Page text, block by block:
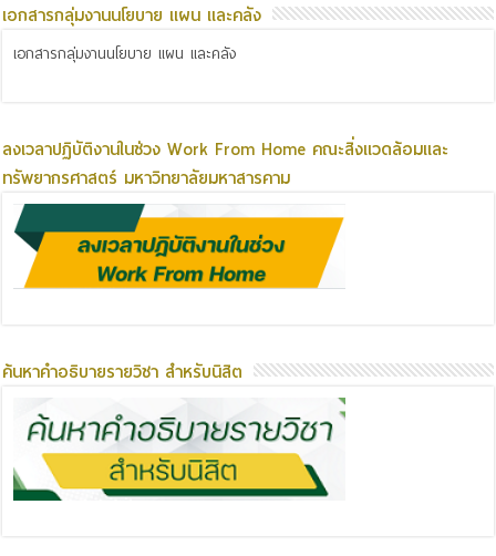
เอกสารกลุ่มงานนโยบาย แผน และคลัง
เอกสารกลุ่มงานนโยบาย แผน และคลัง
ลงเวลาปฏิบัติงานในช่วง Work From Home คณะสิ่งแวดล้อมและ
ทรัพยากรศาสตร์ มหาวิทยาลัยมหาสารคาม
ค้นหาคำอธิบายรายวิชา สำหรับนิสิต